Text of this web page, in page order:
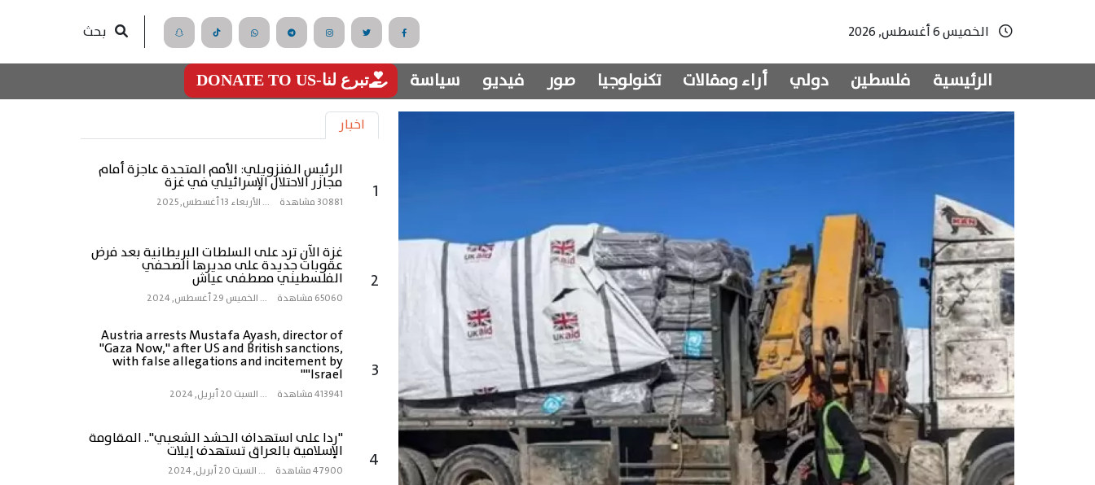
الخميس 6 أغسطس, 2026 بحث
الرئيسية فلسطين دولي أراء ومقالات تكنولوجيا صور فيديو سياسة تبرع لنا-DONATE TO US
اخبار
1
الرئيس الفنزويلي: الأمم المتحدة عاجزة أمام
مجازر الاحتلال الإسرائيلي في غزة
30881 مشاهدة ... الأربعاء 13 أغسطس, 2025
2
غزة الآن ترد على السلطات البريطانية بعد فرض
عقوبات جديدة على مديرها الصحفي
الفلسطيني مصطفى عياش
65060 مشاهدة ... الخميس 29 أغسطس, 2024
3
Austria arrests Mustafa Ayash, director of
"Gaza Now," after US and British sanctions,
with false allegations and incitement by
"Israel"
413941 مشاهدة ... السبت 20 أبريل, 2024
4
"ردا على استهداف الحشد الشعبي".. المقاومة
الإسلامية بالعراق تستهدف إيلات
47900 مشاهدة ... السبت 20 أبريل, 2024